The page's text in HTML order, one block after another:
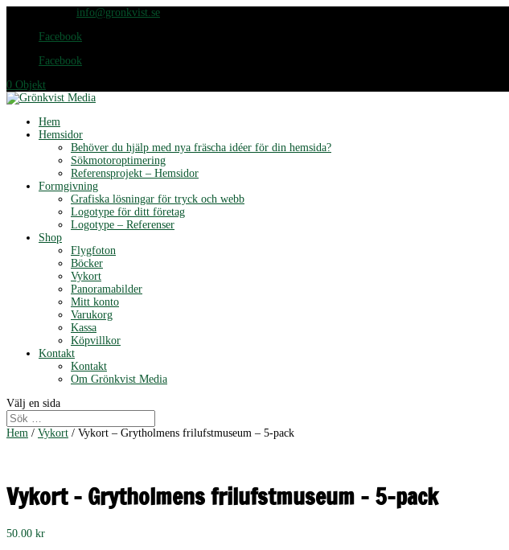
info@gronkvist.se
Facebook
Facebook
0 Objekt
Hem
Hemsidor
Behöver du hjälp med nya fräscha idéer för din hemsida?
Sökmotoroptimering
Referensprojekt – Hemsidor
Formgivning
Grafiska lösningar för tryck och webb
Logotype för ditt företag
Logotype – Referenser
Shop
Flygfoton
Böcker
Vykort
Panoramabilder
Mitt konto
Varukorg
Kassa
Köpvillkor
Kontakt
Kontakt
Om Grönkvist Media
Välj en sida
Hem / Vykort / Vykort – Grytholmens frilufstmuseum – 5-pack
Vykort – Grytholmens frilufstmuseum – 5-pack
50.00 kr